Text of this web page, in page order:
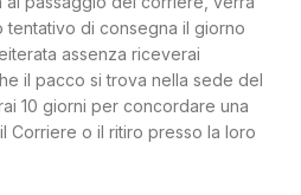
tentativo di consegna il giorno
assenza riceverai
il pacco si trova nella sede del
10 giorni per concordare una
Corriere o il ritiro presso la loro